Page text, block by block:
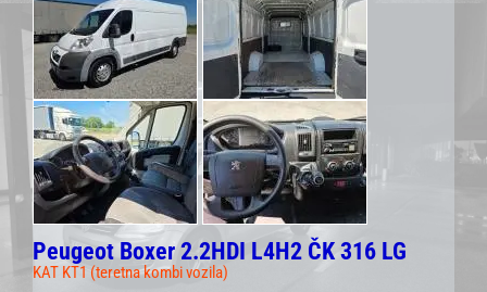
Peugeot Boxer 2.2HDI L4H2 ČK 316 LG
KAT KT1 (teretna kombi vozila)